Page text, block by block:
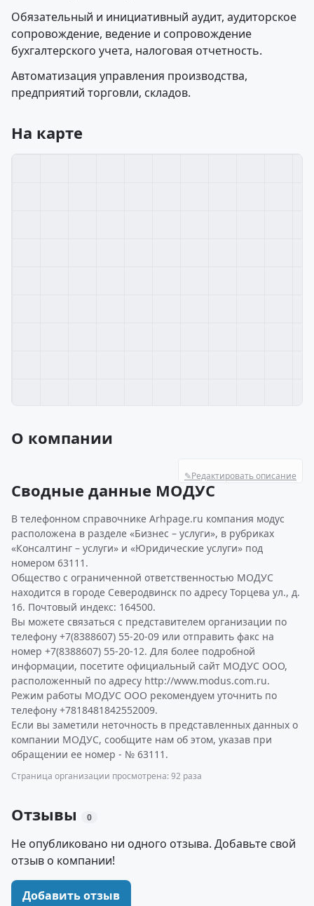
Обязательный и инициативный аудит, аудиторское
сопровождение, ведение и сопровождение
бухгалтерского учета, налоговая отчетность.
Автоматизация управления производства,
предприятий торговли, складов.
На карте
О компании
✎Редактировать описание
Сводные данные МОДУС
В телефонном справочнике Arhpage.ru компания модус
расположена в разделе «Бизнес – услуги», в рубриках
«Консалтинг – услуги» и «Юридические услуги» под
номером 63111.
Общество с ограниченной ответственностью МОДУС
находится в городе Северодвинск по адресу Торцева ул., д.
16. Почтовый индекс: 164500.
Вы можете связаться с представителем организации по
телефону +7(8388607) 55-20-09 или отправить факс на
номер +7(8388607) 55-20-12. Для более подробной
информации, посетите официальный сайт МОДУС ООО,
расположенный по адресу http://www.modus.com.ru.
Режим работы МОДУС ООО рекомендуем уточнить по
телефону +7818481842552009.
Если вы заметили неточность в представленных данных о
компании МОДУС, сообщите нам об этом, указав при
обращении ее номер - № 63111.
Страница организации просмотрена: 92 раза
Отзывы 0
Не опубликовано ни одного отзыва. Добавьте свой
отзыв о компании!
Добавить отзыв